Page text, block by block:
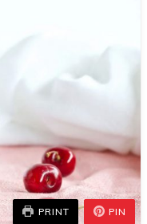
PRINT PIN